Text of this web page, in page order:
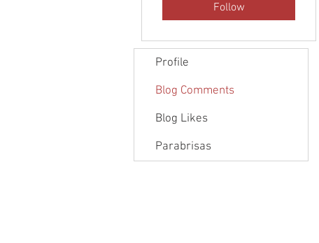
Follow
Profile
Blog Comments
Blog Likes
Parabrisas